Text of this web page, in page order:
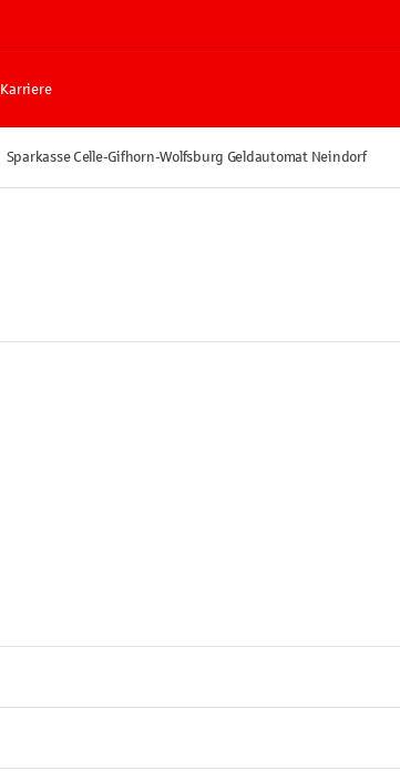
Karriere
Sparkasse Celle-Gifhorn-Wolfsburg Geldautomat Neindorf